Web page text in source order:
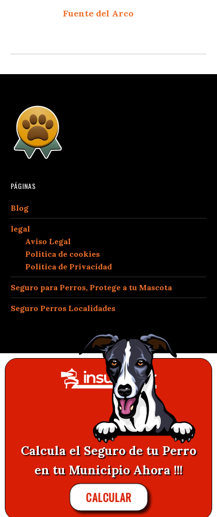
Fuente del Arco
PÁGINAS
Blog
legal
Aviso Legal
Política de cookies
Política de Privacidad
Seguro para Perros, Protege a tu Mascota
Seguro Perros Localidades
Calcula el Seguro de tu Perro
en tu Municipio Ahora !!!
CALCULAR